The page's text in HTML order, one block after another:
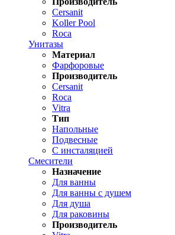
Cersanit
Koller Pool
Roca
Унитазы
Материал
Фарфоровые
Производитель
Cersanit
Roca
Vitra
Тип
Напольные
Подвесные
С инсталяцией
Смесители
Назначение
Для ванны
Для ванны с душем
Для душа
Для раковины
Производитель